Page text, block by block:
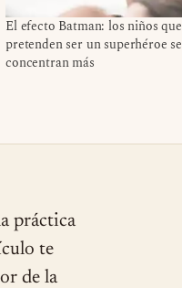
El efecto Batman: los niños que
pretenden ser un superhéroe se
concentran más
práctica
te
de la